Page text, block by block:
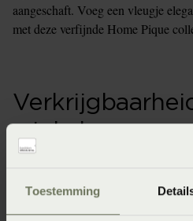
Toestemming
aangeschaft. Voeg een vleugje
met deze verfijnde Home Pique
winkels
de winkel. Wil je het product
Informeer dan eerst naar de